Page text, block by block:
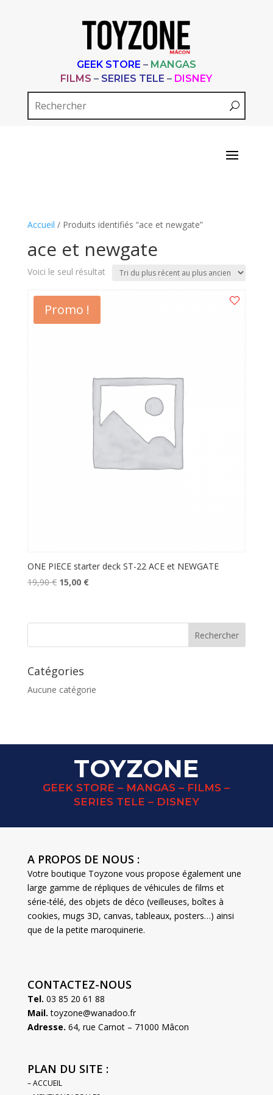
GEEK STORE – MANGAS
FILMS – SERIES TELE – DISNEY
Accueil / Produits identifiés “ace et newgate”
ace et newgate
Voici le seul résultat
Promo !
ONE PIECE starter deck ST-22 ACE et NEWGATE
19,90€ Le
était :
15,00 €Le
est :
Catégories
Aucune catégorie
TOYZONE
GEEK STORE – MANGAS – FILMS –
SERIES TELE – DISNEY
A PROPOS DE NOUS :
Votre boutique Toyzone vous propose également une
large gamme de répliques de véhicules de films et
série-télé, des objets de déco (veilleuses, boîtes à
cookies, mugs 3D, canvas, tableaux, posters…) ainsi
que de la petite maroquinerie.
CONTACTEZ-NOUS
Tel. 03 85 20 61 88
Mail. toyzone@wanadoo.fr
Adresse. 64, rue Carnot – 71000 Mâcon
PLAN DU SITE :
– ACCUEIL